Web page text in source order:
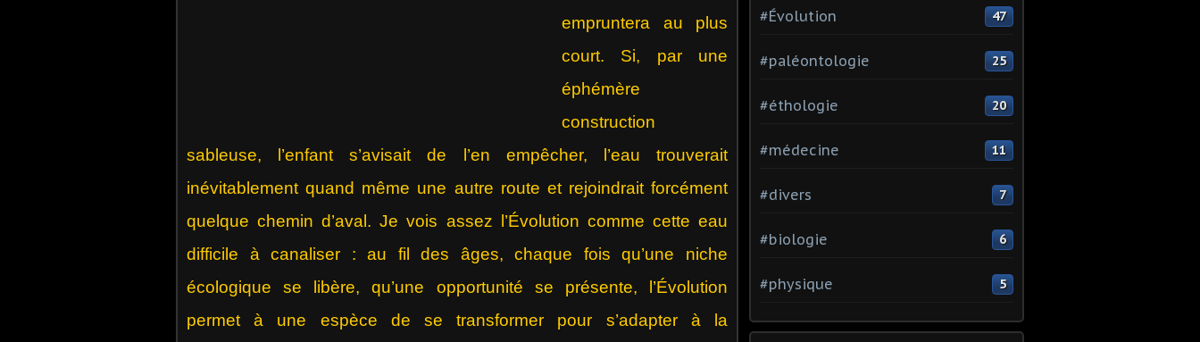
empruntera au plus
court. Si, par une
éphémère
construction
sableuse, l’enfant s’avisait de l’en empêcher, l’eau trouverait
inévitablement quand même une autre route et rejoindrait forcément
quelque chemin d’aval. Je vois assez l’Évolution comme cette eau
difficile à canaliser : au fil des âges, chaque fois qu’une niche
écologique se libère, qu’une opportunité se présente, l’Évolution
permet à une espèce de se transformer pour s’adapter à la
#Évolution 47
#paléontologie 25
#éthologie 20
#médecine 11
#divers 7
#biologie 6
#physique 5